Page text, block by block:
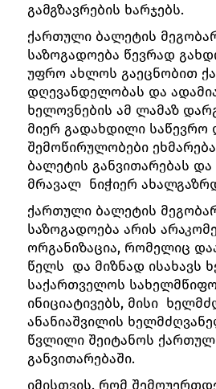
გამგზავრების ხარჯებს.
ქართული ბალეტის
საზოგადოება წევრად
უფრო ახლოს გაეცნობით
დღევანდელობას და
ხელოვნების ამ ლამაზ
მიერ გადახდილი საწევრო
შემოწირულობები
ბალეტის განვითარებას და
მრავალ ნიჭიერ
ქართული ბალეტის
საზოგადოება არის
ორგანიზაცია, რომელიც
წელს და მიზნად ისახავს
საქართველოს
ინიციატივებს, მისი
ანანიაშვილის
წვლილი შეიტანოს
განვითარებაში.
იმისთვის, რომ